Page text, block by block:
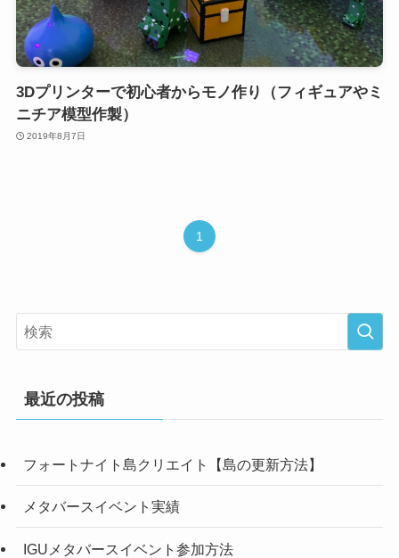
3Dプリンターで初心者からモノ作り（フィギュアやミ
ニチア模型作製）
2019年8月7日
1
最近の投稿
フォートナイト島クリエイト【島の更新方法】
メタバースイベント実績
IGUメタバースイベント参加方法